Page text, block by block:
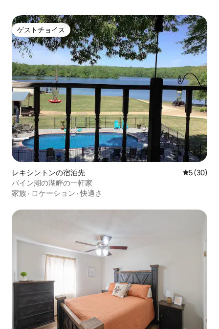
ゲストチョイス
ゲストチョイス
レキシントンの宿泊先 レビュー
5 (30)
パイン湖の湖畔の一軒家
家族 · ロケーション ·快適さ